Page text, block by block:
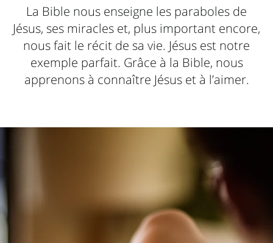
La Bible nous enseigne les paraboles de
Jésus, ses miracles et, plus important encore,
nous fait le récit de sa vie. Jésus est notre
exemple parfait. Grâce à la Bible, nous
apprenons à connaître Jésus et à l’aimer.